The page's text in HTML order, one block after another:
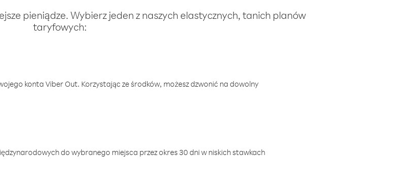
pieniądze. Wybierz jeden z naszych elastycznych, tanich planów
taryfowych:
konta Viber Out. Korzystając ze środków, możesz dzwonić na dowolny
do wybranego miejsca przez okres 30 dni w niskich stawkach